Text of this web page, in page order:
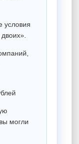
условия
могли